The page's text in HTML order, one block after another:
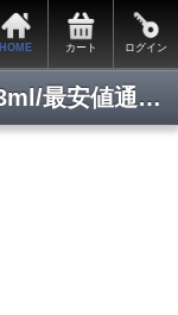
HOME カート ログイン
【公式通販】ルミガン 0.03% 3ml/最安値通販/正規品保証/即日発送/即日通販/Pmart/通販ファーマシー